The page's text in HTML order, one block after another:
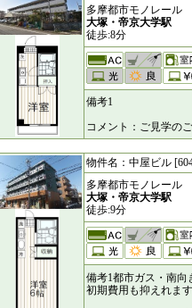
多摩都市モノレール
大塚・帝京大学駅
徒歩:8分
備考1
コメント：ご見学の
物件名：中屋ビル
多摩都市モノレール
大塚・帝京大学駅
徒歩:9分
備考1都市ガス・南
初期費用も抑えれま